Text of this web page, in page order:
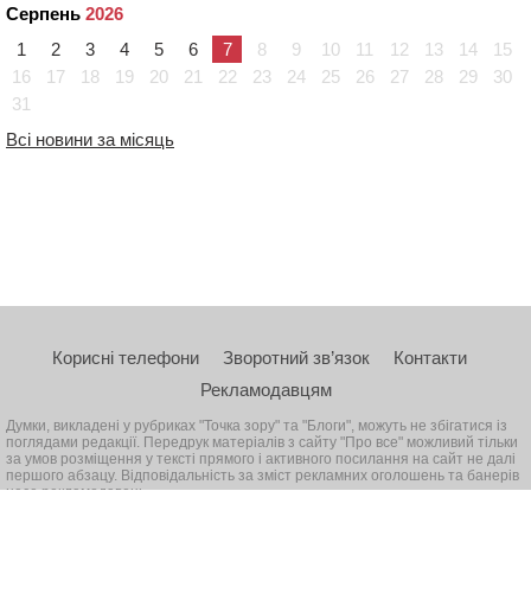
Серпень 2026
1
2 3 4 5 6 7 8 9 10 11 12 13 14
15
16
17 18 19 20 21 22 23 24 25 26 27 28 29
30
31
Всі новини за місяць
Корисні телефони Зворотний зв’язок
Контакти
Рекламодавцям
Думки, викладені у рубриках "Точка зору" та "Блоги", можуть не збігатися із
поглядами редакції. Передрук матеріалів з сайту "Про все" можливий тільки
за умов розміщення у тексті прямого і активного посилання на сайт не далі
першого абзацу. Відповідальність за зміст рекламних оголошень та банерів
несе рекламодавець